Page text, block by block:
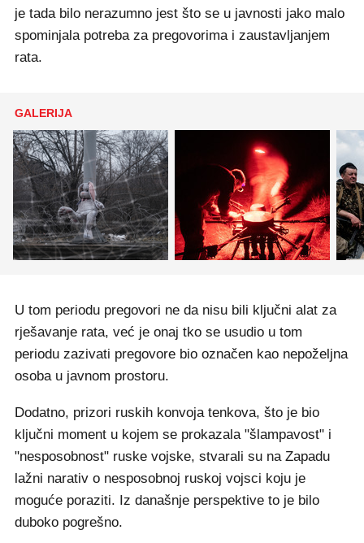
je tada bilo nerazumno jest što se u javnosti jako malo
spominjala potreba za pregovorima i zaustavljanjem
rata.
GALERIJA
U tom periodu pregovori ne da nisu bili ključni alat za
rješavanje rata, već je onaj tko se usudio u tom
periodu zazivati pregovore bio označen kao nepoželjna
osoba u javnom prostoru.
Dodatno, prizori ruskih konvoja tenkova, što je bio
ključni moment u kojem se prokazala "šlampavost" i
"nesposobnost" ruske vojske, stvarali su na Zapadu
lažni narativ o nesposobnoj ruskoj vojsci koju je
moguće poraziti. Iz današnje perspektive to je bilo
duboko pogrešno.